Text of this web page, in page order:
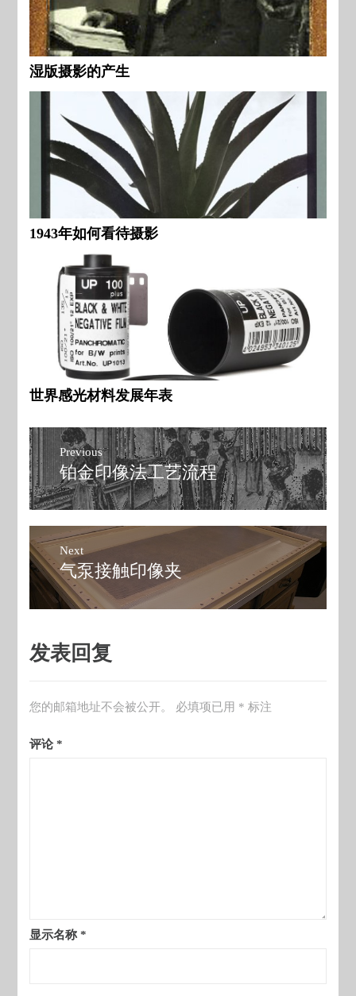
湿版摄影的产生
1943年如何看待摄影
世界感光材料发展年表
文
章
导
航
Previous
Previous
post:
铂金印像法工艺流程
Next
Next
post:
气泵接触印像夹
发表回复
您的邮箱地址不会被公开。 必填项已用 * 标注
评论*
显示名称*